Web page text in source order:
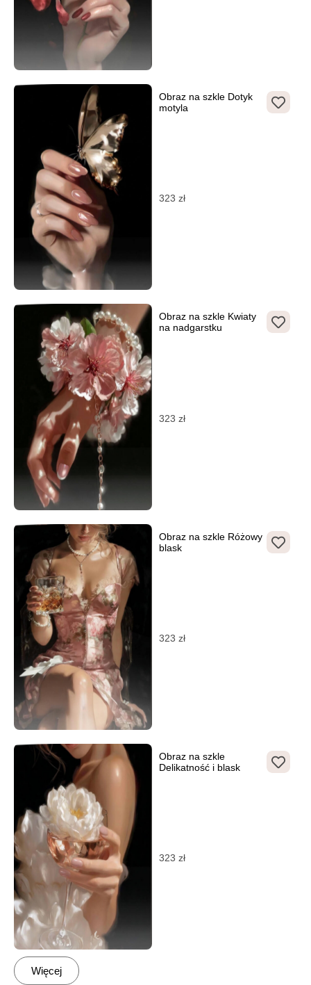
Obraz na szkle Dotyk
motyla
323 zł
Obraz na szkle Kwiaty
na nadgarstku
323 zł
Obraz na szkle Różowy
blask
323 zł
Obraz na szkle
Delikatność i blask
323 zł
Więcej